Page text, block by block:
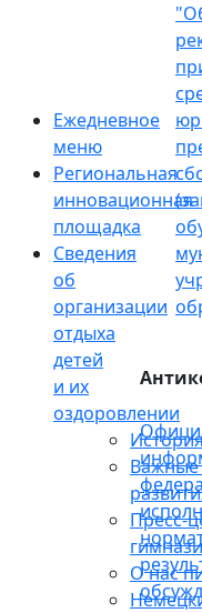
Ежедневное
меню
Региональная
инновационная
площадка
Сведения
об
организации
отдыха
детей
и их
оздоровлении
Важные
Пресс-
О нас